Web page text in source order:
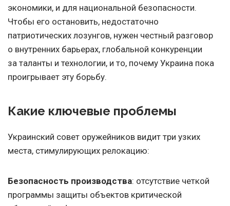
экономики, и для национальной безопасности.
Чтобы его остановить, недостаточно
патриотических лозунгов, нужен честный разговор
о внутренних барьерах, глобальной конкуренции
за таланты и технологии, и то, почему Украина пока
проигрывает эту борьбу.
Какие ключевые проблемы
Украинский совет оружейников видит три узких
места, стимулирующих релокацию:
Безопасность производства: отсутствие четкой
программы защиты объектов критической